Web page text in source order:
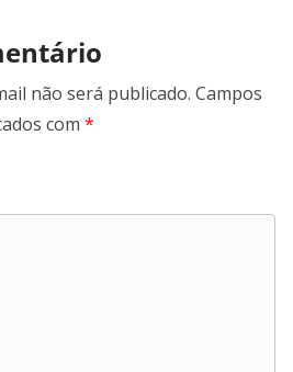
não será publicado. Campos
com *